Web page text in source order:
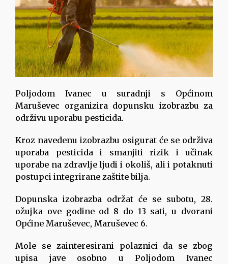
Poljodom Ivanec u suradnji s Općinom
Maruševec organizira dopunsku izobrazbu za
održivu uporabu pesticida.
Kroz navedenu izobrazbu osigurat će se održiva
uporaba pesticida i smanjiti rizik i učinak
uporabe na zdravlje ljudi i okoliš, ali i potaknuti
postupci integrirane zaštite bilja.
Dopunska izobrazba održat će se subotu, 28.
ožujka ove godine od 8 do 13 sati, u dvorani
Općine Maruševec, Maruševec 6.
Mole se zainteresirani polaznici da se zbog
upisa jave osobno u Poljodom Ivanec